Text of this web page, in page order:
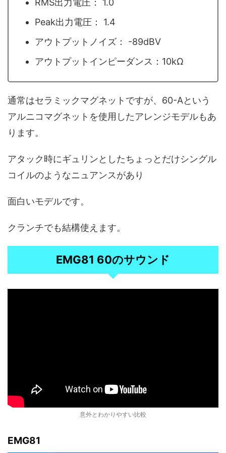
Peak出力電圧： 1.4
アウトプットノイズ： -89dBV
アウトプットインピーダンス：10kΩ
通常はセラミックマグネットですが、60-Aという
アルニコマグネットを使用したアレンジモデルもあ
ります。
アタック時にギュリンとしたちょっとだけシングル
コイルのようなニュアンスがあり
面白いモデルです。
クランチでも結構使えます。
EMG81 60のサウンド
意外とわかりやすい比較
EMG81